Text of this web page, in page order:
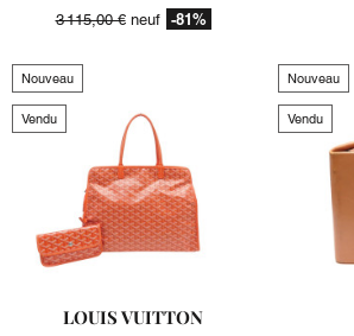
3 115,00 €neuf -81%
Nouveau
Vendu
LOUIS VUITTON
Nouveau
Vendu